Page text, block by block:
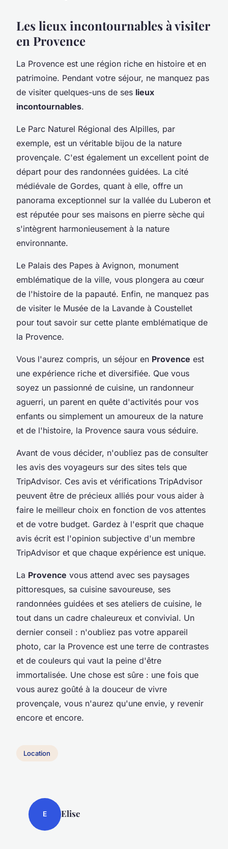
Les lieux incontournables à visiter
en Provence
La Provence est une région riche en histoire et en
patrimoine. Pendant votre séjour, ne manquez pas
de visiter quelques-uns de ses lieux
incontournables.
Le Parc Naturel Régional des Alpilles, par
exemple, est un véritable bijou de la nature
provençale. C'est également un excellent point de
départ pour des randonnées guidées. La cité
médiévale de Gordes, quant à elle, offre un
panorama exceptionnel sur la vallée du Luberon et
est réputée pour ses maisons en pierre sèche qui
s'intègrent harmonieusement à la nature
environnante.
Le Palais des Papes à Avignon, monument
emblématique de la ville, vous plongera au cœur
de l'histoire de la papauté. Enfin, ne manquez pas
de visiter le Musée de la Lavande à Coustellet
pour tout savoir sur cette plante emblématique de
la Provence.
Vous l'aurez compris, un séjour en Provence est
une expérience riche et diversifiée. Que vous
soyez un passionné de cuisine, un randonneur
aguerri, un parent en quête d'activités pour vos
enfants ou simplement un amoureux de la nature
et de l'histoire, la Provence saura vous séduire.
Avant de vous décider, n'oubliez pas de consulter
les avis des voyageurs sur des sites tels que
TripAdvisor. Ces avis et vérifications TripAdvisor
peuvent être de précieux alliés pour vous aider à
faire le meilleur choix en fonction de vos attentes
et de votre budget. Gardez à l'esprit que chaque
avis écrit est l'opinion subjective d'un membre
TripAdvisor et que chaque expérience est unique.
La Provence vous attend avec ses paysages
pittoresques, sa cuisine savoureuse, ses
randonnées guidées et ses ateliers de cuisine, le
tout dans un cadre chaleureux et convivial. Un
dernier conseil : n'oubliez pas votre appareil
photo, car la Provence est une terre de contrastes
et de couleurs qui vaut la peine d'être
immortalisée. Une chose est sûre : une fois que
vous aurez goûté à la douceur de vivre
provençale, vous n'aurez qu'une envie, y revenir
encore et encore.
Location
E Elise